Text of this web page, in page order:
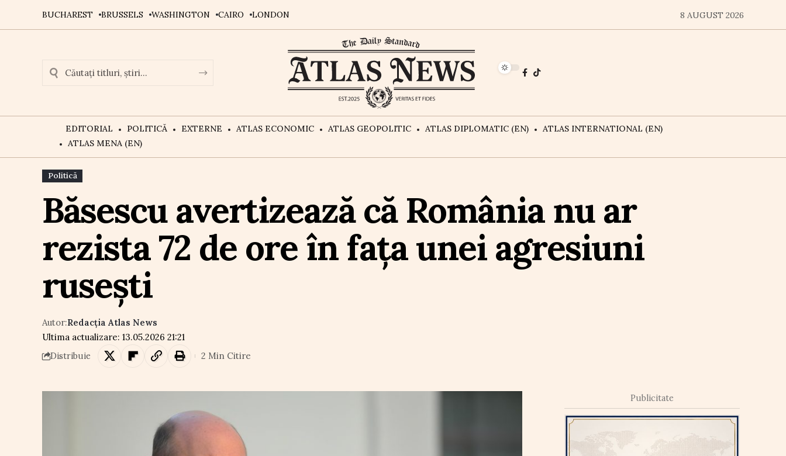
BUCHAREST BRUSSELS WASHINGTON CAIRO LONDON 8 AUGUST 2026
EDITORIAL POLITICĂ EXTERNE ATLAS ECONOMIC ATLAS GEOPOLITIC ATLAS DIPLOMATIC (EN)
ATLAS INTERNATIONAL (EN)
ATLAS MENA (EN)
Politică
Băsescu avertizează că România nu ar
rezista 72 de ore în fața unei agresiuni
rusești
Ultima actualizare: 13.05.2026 21:21
Autor:Redacția Atlas News
Distribuie 2 Min Citire
Publicitate